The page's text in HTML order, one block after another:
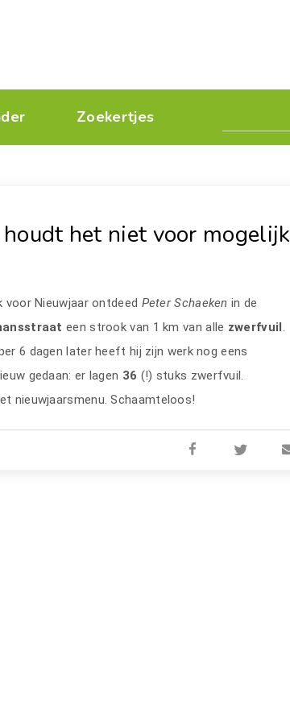
Zoekertjes
houdt het niet voor mogelijk
voor Nieuwjaar ontdeed Peter Schaeken in de
een strook van 1 km van alle zwerfvuil.
6 dagen later heeft hij zijn werk nog eens
gedaan: er lagen 36 (!) stuks zwerfvuil.
nieuwjaarsmenu. Schaamteloos!